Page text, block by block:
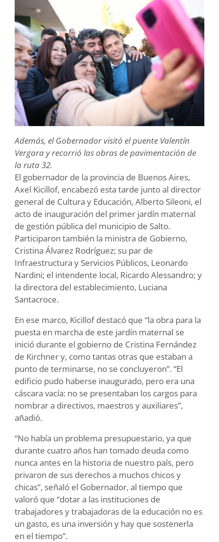
Además, el Gobernador visitó el puente Valentín
Vergara y recorrió las obras de pavimentación de
la ruta 32.
El gobernador de la provincia de Buenos Aires,
Axel Kicillof, encabezó esta tarde junto al director
general de Cultura y Educación, Alberto Sileoni, el
acto de inauguración del primer jardín maternal
de gestión pública del municipio de Salto.
Participaron también la ministra de Gobierno,
Cristina Álvarez Rodríguez; su par de
Infraestructura y Servicios Públicos, Leonardo
Nardini; el intendente local, Ricardo Alessandro; y
la directora del establecimiento, Luciana
Santacroce.
En ese marco, Kicillof destacó que “la obra para la
puesta en marcha de este jardín maternal se
inició durante el gobierno de Cristina Fernández
de Kirchner y, como tantas otras que estaban a
punto de terminarse, no se concluyeron”. “El
edificio pudo haberse inaugurado, pero era una
cáscara vacía: no se presentaban los cargos para
nombrar a directivos, maestros y auxiliares”,
añadió.
“No había un problema presupuestario, ya que
durante cuatro años han tomado deuda como
nunca antes en la historia de nuestro país, pero
privaron de sus derechos a muchos chicos y
chicas”, señaló el Gobernador, al tiempo que
valoró que “dotar a las instituciones de
trabajadores y trabajadoras de la educación no es
un gasto, es una inversión y hay que sostenerla
en el tiempo”.